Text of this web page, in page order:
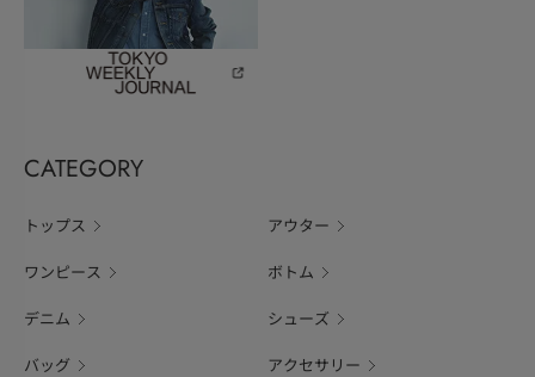
CATEGORY
トップス アウター
ワンピース ボトム
デニム シューズ
バッグ アクセサリー